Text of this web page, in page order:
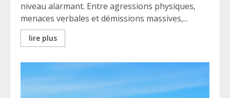
niveau alarmant. Entre agressions physiques,
menaces verbales et démissions massives,...
lire plus